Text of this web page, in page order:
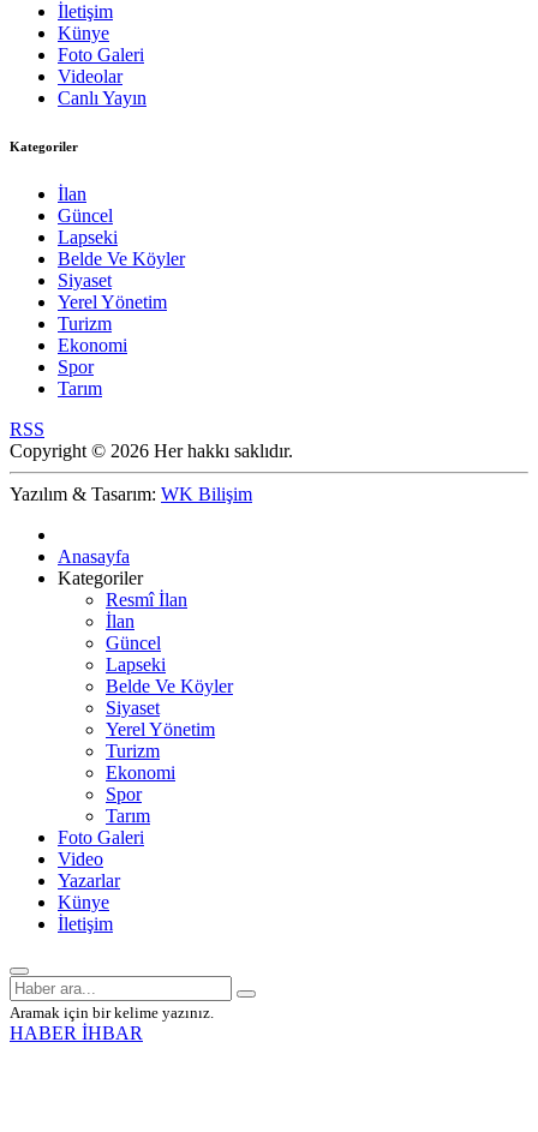
İletişim
Künye
Foto Galeri
Videolar
Canlı Yayın
Kategoriler
İlan
Güncel
Lapseki
Belde Ve Köyler
Siyaset
Yerel Yönetim
Turizm
Ekonomi
Spor
Tarım
RSS
Copyright © 2026 Her hakkı saklıdır.
Yazılım & Tasarım: WK Bilişim
Anasayfa
Kategoriler
Resmî İlan
İlan
Güncel
Lapseki
Belde Ve Köyler
Siyaset
Yerel Yönetim
Turizm
Ekonomi
Spor
Tarım
Foto Galeri
Video
Yazarlar
Künye
İletişim
Aramak için bir kelime yazınız.
HABER İHBAR